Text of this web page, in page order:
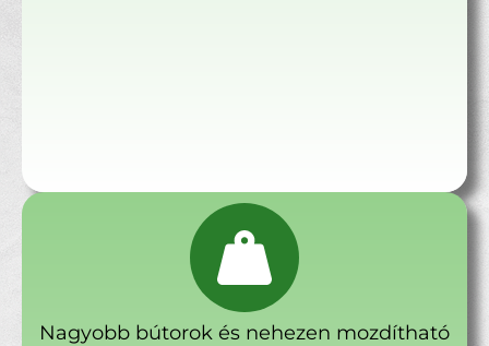
Nagyobb bútorok és nehezen mozdítható